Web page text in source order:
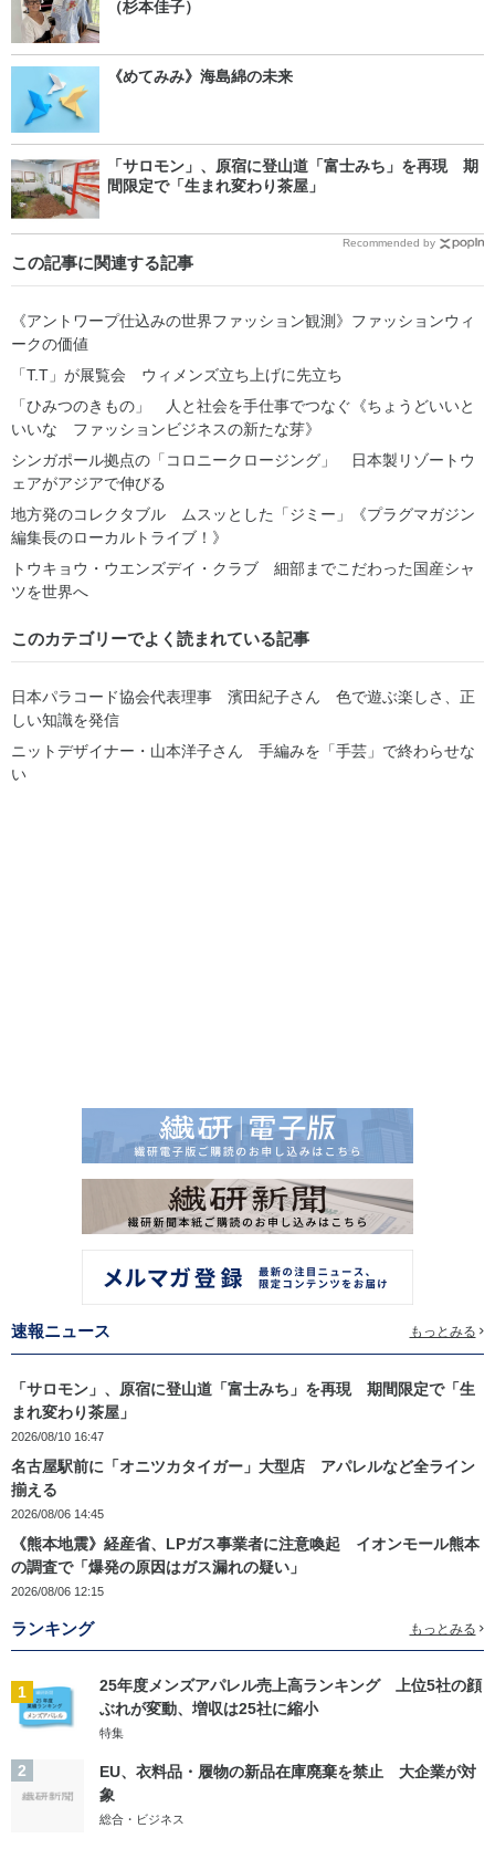
（杉本佳子）
《めてみみ》海島綿の未来
「サロモン」、原宿に登山道「富士みち」を再現 期
間限定で「生まれ変わり茶屋」
Recommended by
この記事に関連する記事
《アントワープ仕込みの世界ファッション観測》ファッションウィ
ークの価値
「T.T」が展覧会 ウィメンズ立ち上げに先立ち
「ひみつのきもの」 人と社会を手仕事でつなぐ《ちょうどいいと
いいな ファッションビジネスの新たな芽》
シンガポール拠点の「コロニークロージング」 日本製リゾートウ
ェアがアジアで伸びる
地方発のコレクタブル ムスッとした「ジミー」《プラグマガジン
編集長のローカルトライブ！》
トウキョウ・ウエンズデイ・クラブ 細部までこだわった国産シャ
ツを世界へ
このカテゴリーでよく読まれている記事
日本パラコード協会代表理事 濱田紀子さん 色で遊ぶ楽しさ、正
しい知識を発信
ニットデザイナー・山本洋子さん 手編みを「手芸」で終わらせな
い
速報ニュース もっとみる
「サロモン」、原宿に登山道「富士みち」を再現 期間限定で「生
まれ変わり茶屋」
2026/08/10 16:47
名古屋駅前に「オニツカタイガー」大型店 アパレルなど全ライン
揃える
2026/08/06 14:45
《熊本地震》経産省、LPガス事業者に注意喚起 イオンモール熊本
の調査で「爆発の原因はガス漏れの疑い」
2026/08/06 12:15
ランキング もっとみる
1
25年度メンズアパレル売上高ランキング 上位5社の顔
ぶれが変動、増収は25社に縮小
特集
2
EU、衣料品・履物の新品在庫廃棄を禁止 大企業が対
象
総合・ビジネス